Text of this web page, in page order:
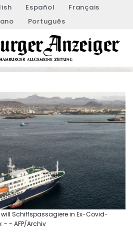
Español
Français
Português
Schiffspassagiere in Ex-Covid-
- - AFP/Archiv